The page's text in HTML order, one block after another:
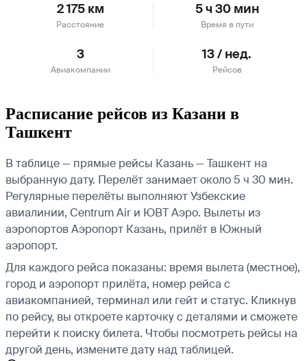
2 175 км
Расстояние
5 ч 30 мин
Время в пути
3
Авиакомпании
13 / нед.
Рейсов
Расписание рейсов из Казани в
Ташкент
В таблице — прямые рейсы Казань — Ташкент на
выбранную дату. Перелёт занимает около 5 ч 30 мин.
Регулярные перелёты выполняют Узбекские
авиалинии, Centrum Air и ЮВТ Аэро. Вылеты из
аэропортов Аэропорт Казань, прилёт в Южный
аэропорт.
Для каждого рейса показаны: время вылета (местное),
город и аэропорт прилёта, номер рейса с
авиакомпанией, терминал или гейт и статус. Кликнув
по рейсу, вы откроете карточку с деталями и сможете
перейти к поиску билета. Чтобы посмотреть рейсы на
другой день, измените дату над таблицей.